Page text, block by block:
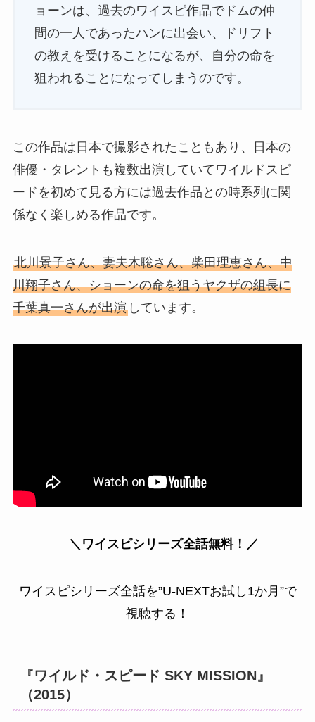
ョーンは、過去のワイスピ作品でドムの仲
間の一人であったハンに出会い、ドリフト
の教えを受けることになるが、自分の命を
狙われることになってしまうのです。
この作品は日本で撮影されたこともあり、日本の
俳優・タレントも複数出演していてワイルドスピ
ードを初めて見る方には過去作品との時系列に関
係なく楽しめる作品です。
北川景子さん、妻夫木聡さん、柴田理恵さん、中
川翔子さん、ショーンの命を狙うヤクザの組長に
千葉真一さんが出演しています。
＼ワイスピシリーズ全話無料！／
ワイスピシリーズ全話を”U-NEXTお試し1か月”で
視聴する！
『ワイルド・スピード SKY MISSION』
（2015）